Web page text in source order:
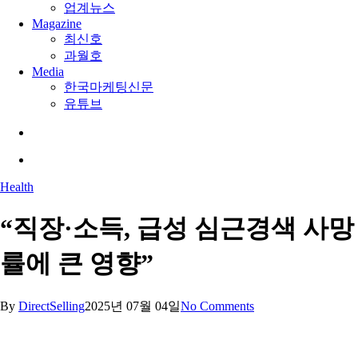
업계뉴스
Magazine
최신호
과월호
Media
한국마케팅신문
유튜브
Health
“직장·소득, 급성 심근경색 사망
률에 큰 영향”
By DirectSelling2025년 07월 04일No Comments